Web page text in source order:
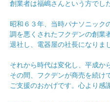
創業者は福嶋さんという方でし
昭和６３年、当時パナソニック
調を悪くされたフクデンの創業
退社し、電器屋の社長になりま
それから時代は変化し、平成か
その間、フクデンが商売を続け
ご支援のおかげです。心より感